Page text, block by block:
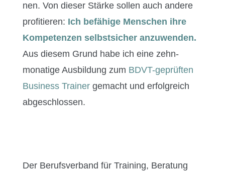
nen. Von dieser Stärke sollen auch andere
prof­i­tieren: Ich befähige Men­schen ihre
Kom­pe­ten­zen selb­st­sich­er anzuwen­den.
Aus diesem Grund habe ich eine zehn­
monatige Aus­bil­dung zum BDVT-geprüften
Busi­ness Train­er gemacht und erfol­gre­ich
abgeschlossen.
Der Berufsver­band für Train­ing, Beratung